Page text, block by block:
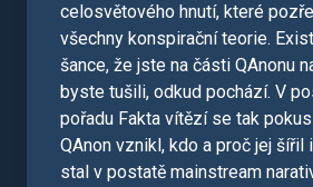
celosvětového hnutí, které
všechny konspirační teorie.
šance, že jste na části QAnonu
byste tušili, odkud pochází. V
pořadu Fakta vítězí se tak
QAnon vznikl, kdo a proč jej šířil
stal v postatě mainstream